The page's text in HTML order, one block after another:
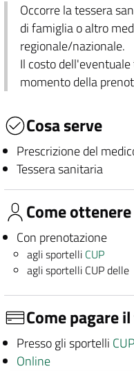
Occorre la tessera
di famiglia o altro
regionale/nazionale.
Il costo
momento della
Cosa serve
Prescrizione del
Tessera sanitaria
Come
Con prenotazione
agli sportelli CUP
agli sportelli CUP
Come pagare
Presso gli sportelli CUP
Online